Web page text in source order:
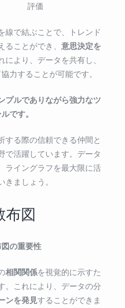
評価
線で結ぶことで、トレンド
ことができ、 意思決定を
により、データを共有し、
力することが可能です。
プルでありながら強力なツ
です。
する際の信頼できる仲間と
で活躍しています。データ
ライングラフを最大限に活
きましょう。
布図
の重要性
相関関係を視覚的に示すた
。これにより、データの分
ンを発見することができま